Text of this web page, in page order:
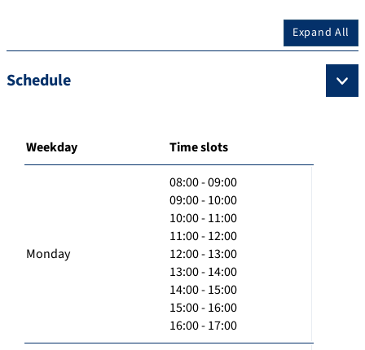
Expand All
Schedule
Weekday Time slots
Monday
08:00 - 09:00
09:00 - 10:00
10:00 - 11:00
11:00 - 12:00
12:00 - 13:00
13:00 - 14:00
14:00 - 15:00
15:00 - 16:00
16:00 - 17:00